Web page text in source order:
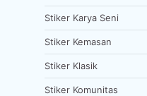
Stiker Karya Seni
Stiker Kemasan
Stiker Klasik
Stiker Komunitas